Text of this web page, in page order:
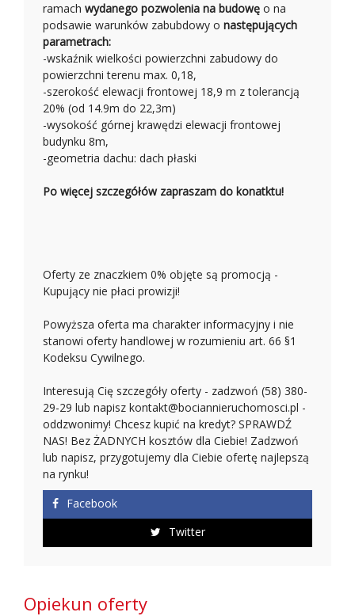
ramach wydanego pozwolenia na budowę o na
podsawie warunków zabubdowy o następujących
parametrach:
-wskaźnik wielkości powierzchni zabudowy do
powierzchni terenu max. 0,18,
-szerokość elewacji frontowej 18,9 m z tolerancją
20% (od 14.9m do 22,3m)
-wysokość górnej krawędzi elewacji frontowej
budynku 8m,
-geometria dachu: dach płaski
Po więcej szczegółów zapraszam do konatktu!
Oferty ze znaczkiem 0% objęte są promocją -
Kupujący nie płaci prowizji!
Powyższa oferta ma charakter informacyjny i nie
stanowi oferty handlowej w rozumieniu art. 66 §1
Kodeksu Cywilnego.
Interesują Cię szczegóły oferty - zadzwoń (58) 380-
29-29 lub napisz kontakt@bociannieruchomosci.pl -
oddzwonimy! Chcesz kupić na kredyt? SPRAWDŹ
NAS! Bez ŻADNYCH kosztów dla Ciebie! Zadzwoń
lub napisz, przygotujemy dla Ciebie ofertę najlepszą
na rynku!
Facebook
Twitter
Opiekun oferty